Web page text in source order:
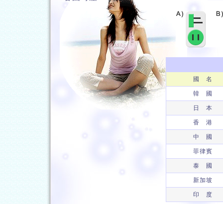
國 名
韓 國
日 本
香 港
中 國
菲律賓
泰 國
新加坡
印 度